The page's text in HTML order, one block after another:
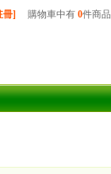
購物車中有 0件商品
冊]